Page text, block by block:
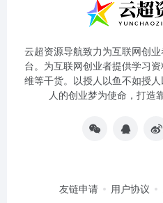
云超资源导航致力为互联网创
台。为互联网创业者提供学习
维等干货。以授人以鱼不如授
人的创业梦为使命，打造
友链申请 用户协议